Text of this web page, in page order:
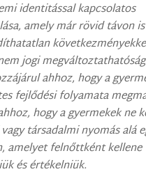
identitással kapcsolatos
amely már rövid távon is
jogi
ahhoz, hogy a
fejlődési folyamata
hogy a gyermekek ne
társadalmi nyomás alá
amelyet felnőttként kellene
és értékelniük.